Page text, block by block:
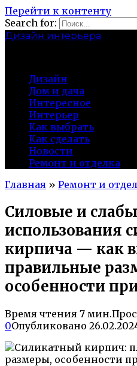
Перейти к контенту
Search for:
Дизайн интерьера
Дизайн
Дом и дача
Интересное
Интерьер
Как выбрать
Как сделать
Новости
Ремонт и отделка
Главная » Ремонт и
Силовые и
использования
кирпича — как
правильные
особенности
Время чтения 7 мин.
0Опубликовано